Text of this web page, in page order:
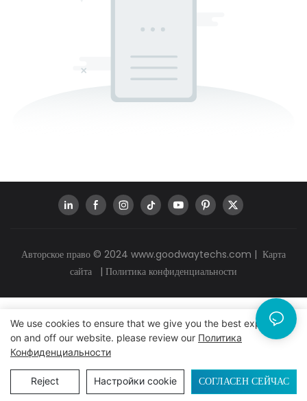
Авторское право © 2024 www.goodwaytechs.com | Карта
сайта
| Политика конфиденциальности
We use cookies to ensure that we give you the best experience
on and off our website. please review our Политика
Конфиденциальности
Reject Настройки cookie СОГЛАСЕН СЕЙЧАС